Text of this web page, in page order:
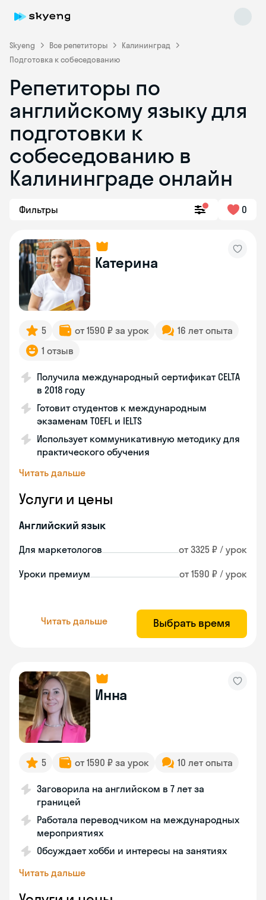
Skyeng Все репетиторы
Калининград
Подготовка к собеседованию
Репетиторы по
английскому языку для
подготовки к
собеседованию в
Калининграде онлайн
Фильтры 0
Катерина
5 от 1590 ₽ за урок
16 лет опыта
1 отзыв
Получила международный сертификат CELTA
в 2018 году
Готовит студентов к международным
экзаменам TOEFL и IELTS
Использует коммуникативную методику для
практического обучения
Читать дальше
Услуги и цены
Английский язык
Для маркетологов от 3325 ₽ / урок
Уроки премиум от 1590 ₽ / урок
Читать дальше Выбрать время
Инна
5 от 1590 ₽ за урок 10 лет опыта
Заговорила на английском в 7 лет за
границей
Работала переводчиком на международных
мероприятиях
Обсуждает хобби и интересы на занятиях
Читать дальше
Skyeng Chat